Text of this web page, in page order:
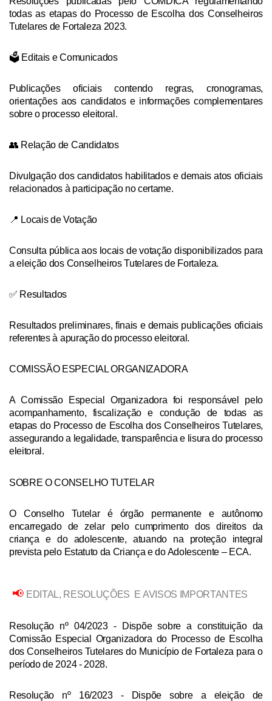
todas as etapas do Processo de Escolha dos Conselheiros
Tutelares de Fortaleza 2023.
🗳️ Editais e Comunicados
Publicações oficiais contendo regras, cronogramas,
orientações aos candidatos e informações complementares
sobre o processo eleitoral.
👥 Relação de Candidatos
Divulgação dos candidatos habilitados e demais atos oficiais
relacionados à participação no certame.
📍 Locais de Votação
Consulta pública aos locais de votação disponibilizados para
a eleição dos Conselheiros Tutelares de Fortaleza.
✅ Resultados
Resultados preliminares, finais e demais publicações oficiais
referentes à apuração do processo eleitoral.
COMISSÃO ESPECIAL ORGANIZADORA
A Comissão Especial Organizadora foi responsável pelo
acompanhamento, fiscalização e condução de todas as
etapas do Processo de Escolha dos Conselheiros Tutelares,
assegurando a legalidade, transparência e lisura do processo
eleitoral.
SOBRE O CONSELHO TUTELAR
O Conselho Tutelar é órgão permanente e autônomo
encarregado de zelar pelo cumprimento dos direitos da
criança e do adolescente, atuando na proteção integral
prevista pelo Estatuto da Criança e do Adolescente – ECA.
📢 EDITAL, RESOLUÇÕES E AVISOS IMPORTANTES
Resolução nº 04/2023- Dispõe sobre a constituição da
Comissão Especial Organizadora do Processo de Escolha
dos Conselheiros Tutelares do Município de Fortaleza para o
período de 2024 - 2028.
Resolução nº 16/2023- Dispõe sobre a eleição de